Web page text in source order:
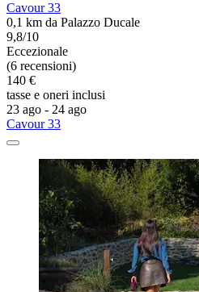
Cavour 33
0,1 km da Palazzo Ducale
9,8/10
Eccezionale
(6 recensioni)
140 €
tasse e oneri inclusi
23 ago - 24 ago
Cavour 33